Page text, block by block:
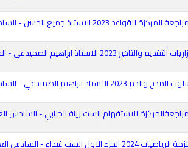
المركزة للقواعد 2023 الاستاذ جميع الحسن - السادس العلمي
التقديم والتاخير 2023 الاستاذ ابراهيم الصميدعي - السادس العلمي
والذم 2023 الاستاذ ابراهيم الصميدعي - السادس العلمي
للاستفهام الست زينة الجنابي - السادس
2024 الجزء الاول الست غيداء - السادس العلمي